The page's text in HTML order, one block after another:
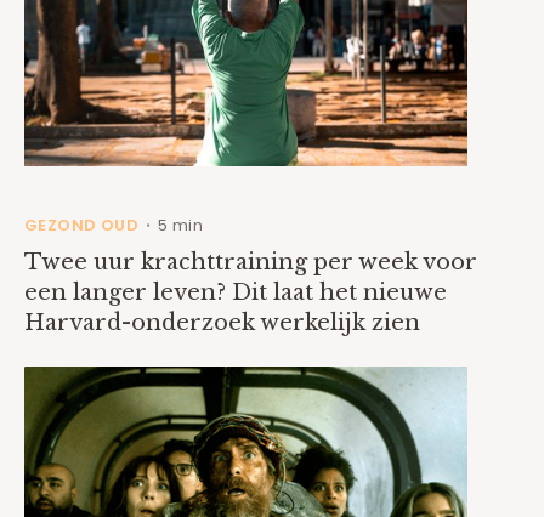
GEZOND OUD • 5 min
Twee uur krachttraining per week voor
een langer leven? Dit laat het nieuwe
Harvard-onderzoek werkelijk zien